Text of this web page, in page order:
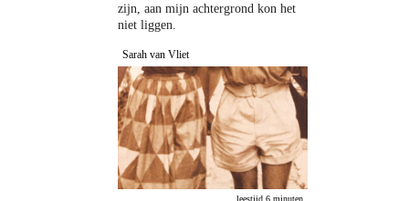
zijn, aan mijn achtergrond kon het
niet liggen.
Sarah van Vliet
leestijd 6 minuten